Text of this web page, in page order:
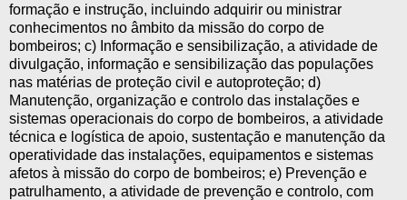
formação e instrução, incluindo adquirir ou ministrar
conhecimentos no âmbito da missão do corpo de
bombeiros; c) Informação e sensibilização, a atividade de
divulgação, informação e sensibilização das populações
nas matérias de proteção civil e autoproteção; d)
Manutenção, organização e controlo das instalações e
sistemas operacionais do corpo de bombeiros, a atividade
técnica e logística de apoio, sustentação e manutenção da
operatividade das instalações, equipamentos e sistemas
afetos à missão do corpo de bombeiros; e) Prevenção e
patrulhamento, a atividade de prevenção e controlo, com